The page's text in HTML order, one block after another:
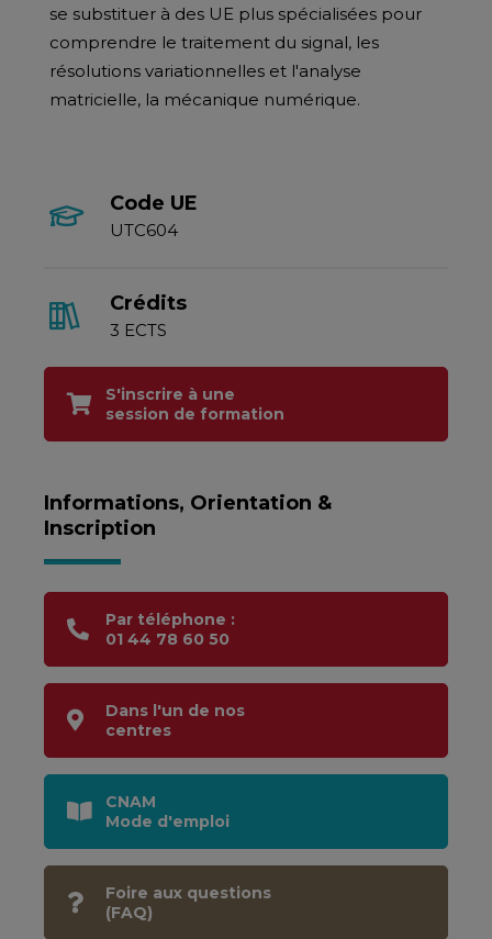
se substituer à des UE plus spécialisées pour
comprendre le traitement du signal, les
résolutions variationnelles et l'analyse
matricielle, la mécanique numérique.
Code UE
UTC604
Crédits
3 ECTS
S'inscrire à une
session de formation
Informations, Orientation &
Inscription
Par téléphone :
01 44 78 60 50
Dans l'un de nos
centres
CNAM
Mode d'emploi
Foire aux questions
(FAQ)